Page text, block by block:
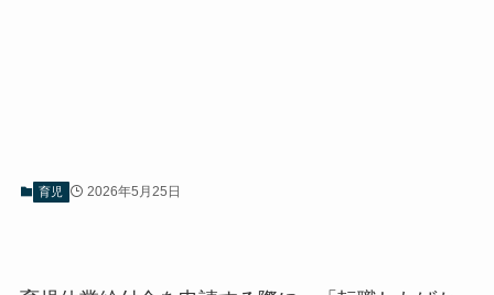
育児 2026年5月25日